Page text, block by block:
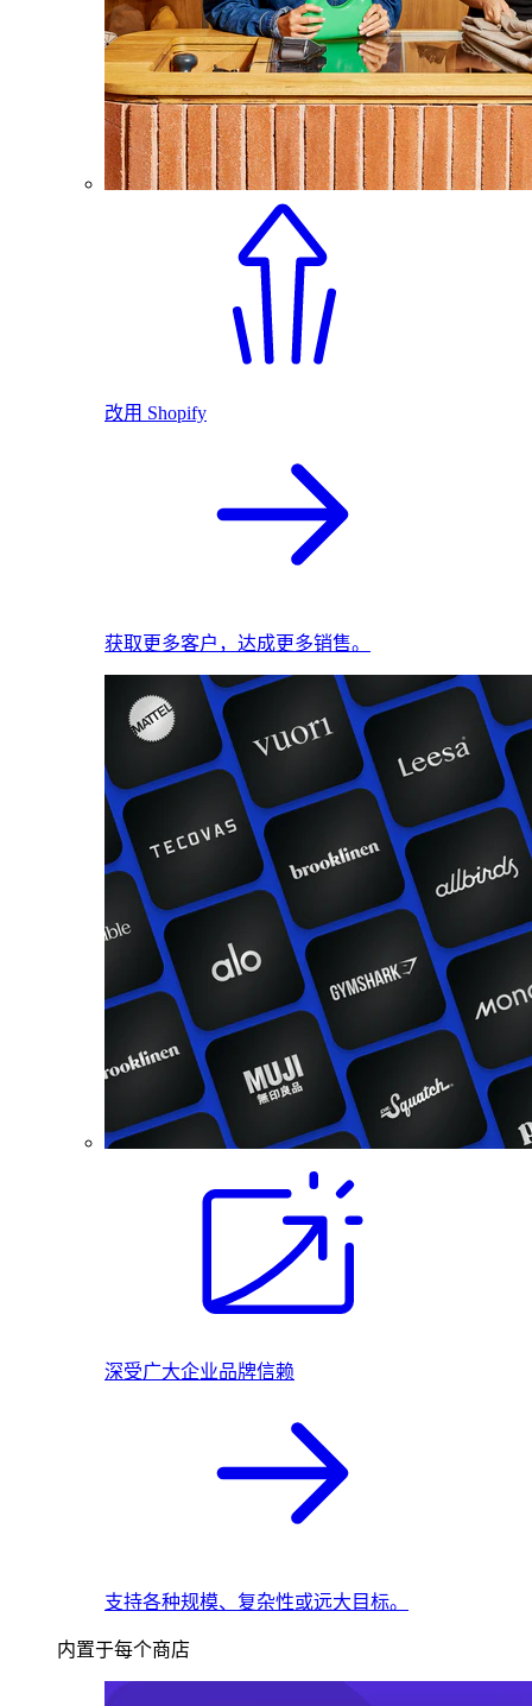
改用 Shopify
获取更多客户，达成更多销售。
深受广大企业品牌信赖
支持各种规模、复杂性或远大目标。
内置于每个商店